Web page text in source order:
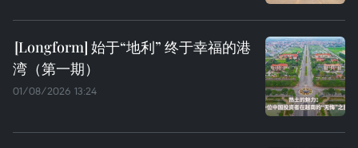
始于“地利” 终于幸福的港
湾（第一期）
01/08/2026 13:24